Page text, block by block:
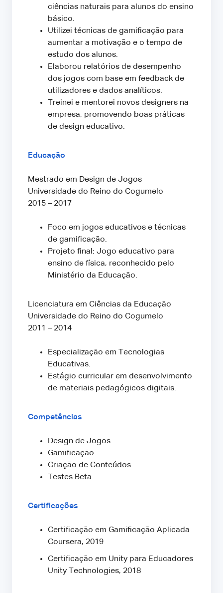
ciências naturais para alunos do ensino
básico.
Utilizei técnicas de gamificação para
aumentar a motivação e o tempo de
estudo dos alunos.
Elaborou relatórios de desempenho
dos jogos com base em feedback de
utilizadores e dados analíticos.
Treinei e mentorei novos designers na
empresa, promovendo boas práticas
de design educativo.
Educação
Mestrado em Design de Jogos
Universidade do Reino do Cogumelo
2015 – 2017
Foco em jogos educativos e técnicas
de gamificação.
Projeto final: Jogo educativo para
ensino de física, reconhecido pelo
Ministério da Educação.
Licenciatura em Ciências da Educação
Universidade do Reino do Cogumelo
2011 – 2014
Especialização em Tecnologias
Educativas.
Estágio curricular em desenvolvimento
de materiais pedagógicos digitais.
Competências
Design de Jogos
Gamificação
Criação de Conteúdos
Testes Beta
Certificações
Certificação em Gamificação Aplicada
Coursera, 2019
Certificação em Unity para Educadores
Unity Technologies, 2018